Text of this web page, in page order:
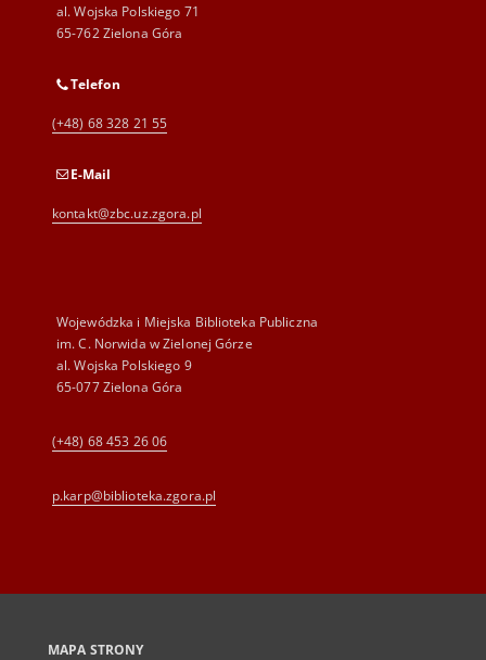
al. Wojska Polskiego 71
65-762 Zielona Góra
Telefon
(+48) 68 328 21 55
E-Mail
kontakt@zbc.uz.zgora.pl
Wojewódzka i Miejska Biblioteka Publiczna
im. C. Norwida w Zielonej Górze
al. Wojska Polskiego 9
65-077 Zielona Góra
(+48) 68 453 26 06
p.karp@biblioteka.zgora.pl
MAPA STRONY